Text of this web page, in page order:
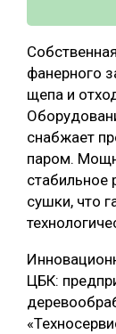
фанерного
щепа и
снабжает
паром.
стабильное
сушки, что
ЦБК: